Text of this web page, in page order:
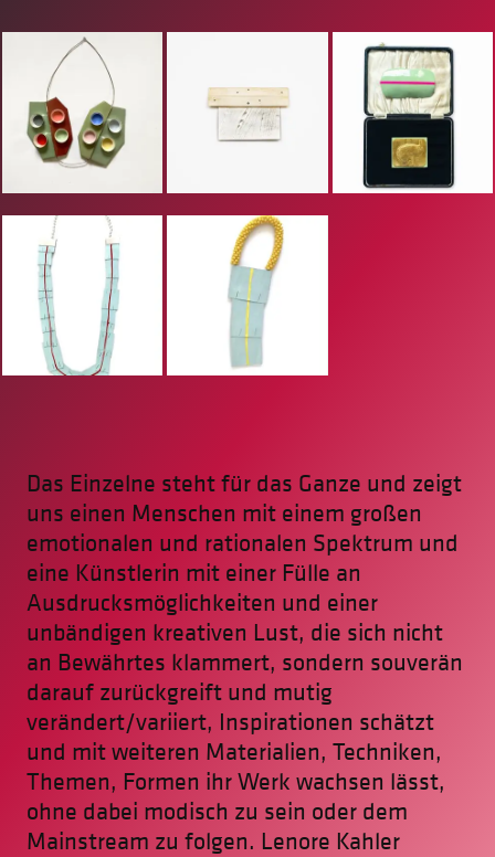
Das Einzelne steht für das Ganze und zeigt
uns einen Menschen mit einem großen
emotionalen und rationalen Spektrum und
eine Künstlerin mit einer Fülle an
Ausdrucksmöglichkeiten und einer
unbändigen kreativen Lust, die sich nicht
an Bewährtes klammert, sondern souverän
darauf zurückgreift und mutig
verändert/variiert, Inspirationen schätzt
und mit weiteren Materialien, Techniken,
Themen, Formen ihr Werk wachsen lässt,
ohne dabei modisch zu sein oder dem
Mainstream zu folgen. Lenore Kahler